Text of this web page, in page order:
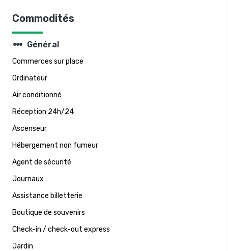
Commodités
steppers Général
Commerces sur place
Ordinateur
Air conditionné
Réception 24h/24
Ascenseur
Hébergement non fumeur
Agent de sécurité
Journaux
Assistance billetterie
Boutique de souvenirs
Check-in / check-out express
Jardin